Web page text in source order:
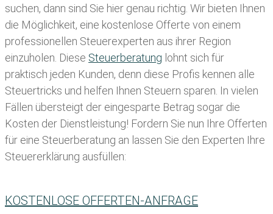
suchen, dann sind Sie hier genau richtig. Wir bieten Ihnen
die Möglichkeit, eine kostenlose Offerte von einem
professionellen Steuerexperten aus ihrer Region
einzuholen. Diese Steuerberatung lohnt sich für
praktisch jeden Kunden, denn diese Profis kennen alle
Steuertricks und helfen Ihnen Steuern sparen. In vielen
Fällen übersteigt der eingesparte Betrag sogar die
Kosten der Dienstleistung! Fordern Sie nun Ihre Offerten
für eine Steuerberatung an lassen Sie den Experten Ihre
Steuererklärung ausfüllen:
KOSTENLOSE OFFERTEN-ANFRAGE